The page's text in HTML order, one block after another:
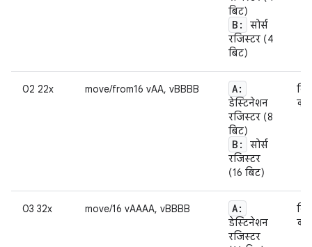
बिट)
B:
सोर्स
रजिस्टर (4
बिट)
02 22x move/from16 vAA, vBBBB A:
डेस्टिनेशन
रजिस्टर (8
बिट)
B:
सोर्स
रजिस्टर
(16 बिट)
को
03 32x move/16 vAAAA, vBBBB A:
डेस्टिनेशन
रजिस्टर
को